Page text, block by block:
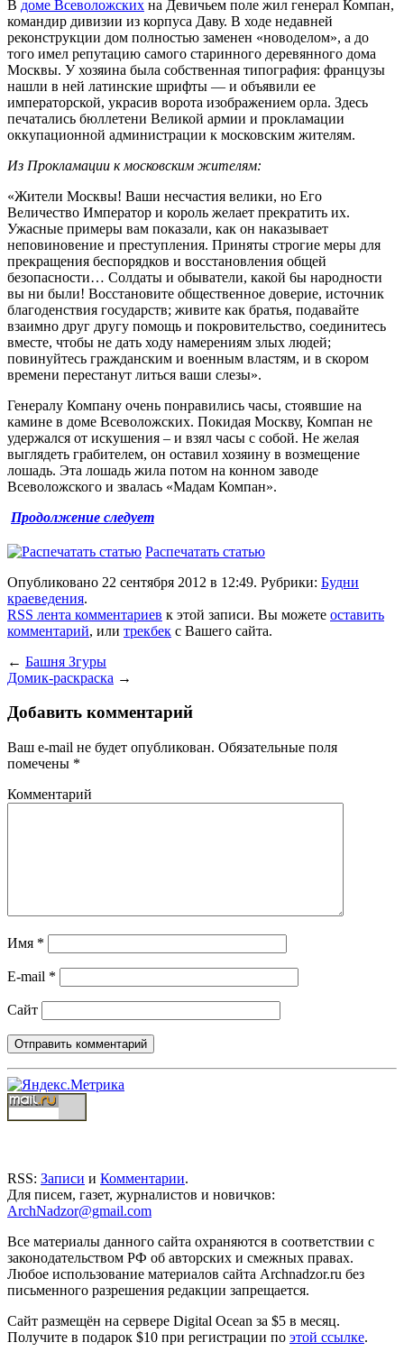
В доме Всеволожских на Девичьем поле жил генерал Компан,
командир дивизии из корпуса Даву. В ходе недавней
реконструкции дом полностью заменен «новоделом», а до
того имел репутацию самого старинного деревянного дома
Москвы. У хозяина была собственная типография: французы
нашли в ней латинские шрифты — и объявили ее
императорской, украсив ворота изображением орла. Здесь
печатались бюллетени Великой армии и прокламации
оккупационной администрации к московским жителям.
Из Прокламации к московским жителям:
«Жители Москвы! Ваши несчастия велики, но Его
Величество Император и король желает прекратить их.
Ужасные примеры вам показали, как он наказывает
неповиновение и преступления. Приняты строгие меры для
прекращения беспорядков и восстановления общей
безопасности… Солдаты и обыватели, какой 6ы народности
вы ни были! Восстановите общественное доверие, источник
благоденствия государств; живите как братья, подавайте
взаимно друг другу помощь и покровительство, соединитесь
вместе, чтобы не дать ходу намерениям злых людей;
повинуйтесь гражданским и военным властям, и в скором
времени перестанут литься ваши слезы».
Генералу Компану очень понравились часы, стоявшие на
камине в доме Всеволожских. Покидая Москву, Компан не
удержался от искушения – и взял часы с собой. Не желая
выглядеть грабителем, он оставил хозяину в возмещение
лошадь. Эта лошадь жила потом на конном заводе
Всеволожского и звалась «Мадам Компан».
Продолжение следует
Распечатать статью
Опубликовано 22 сентября 2012 в 12:49. Рубрики: Будни
краеведения.
RSS лента комментариев к этой записи. Вы можете оставить
комментарий, или трекбек с Вашего сайта.
← Башня Згуры
Домик-раскраска →
Добавить комментарий
Ваш e-mail не будет опубликован. Обязательные поля
помечены *
Комментарий
Имя *
E-mail *
Сайт
RSS: Записи и Комментарии.
Для писем, газет, журналистов и новичков:
ArchNadzor@gmail.com
Все материалы данного сайта охраняются в соответствии с
законодательством РФ об авторских и смежных правах.
Любое использование материалов сайта Archnadzor.ru без
письменного разрешения редакции запрещается.
Сайт размещён на сервере Digital Ocean за $5 в месяц.
Получите в подарок $10 при регистрации по этой ссылке.